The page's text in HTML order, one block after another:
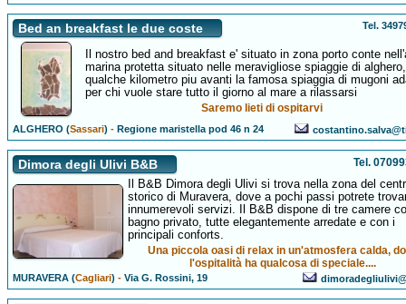
Bed an breakfast le due coste Tel.
Il nostro bed and breakfast e' situato in zona porto conte
marina protetta situato nelle meravigliose spiaggie di alghero,
qualche kilometro piu avanti la famosa spiaggia di mugoni
per chi vuole stare tutto il giorno al mare a rilassarsi
Saremo lieti di ospitarvi
ALGHERO (Sassari) -Regione maristella pod 46 n 24
Dimora degli Ulivi B&B Tel.
Il B&B Dimora degli Ulivi si trova nella zona del
storico di Muravera, dove a pochi passi potrete
innumerevoli servizi. Il B&B dispone di tre camere
bagno privato, tutte elegantemente arredate e con i
principali conforts.
Una piccola oasi di relax in un'atmosfera calda,
l'ospitalità ha qualcosa di speciale....
MURAVERA (Cagliari) -Via G. Rossini, 19